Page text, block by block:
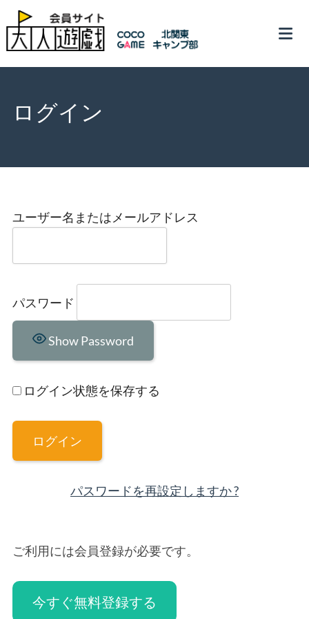
Skip
to
content
ログイン
ユーザー名またはメールアドレス
パスワード
Show Password
ログイン状態を保存する
パスワードを再設定しますか ?
ご利用には会員登録が必要です。
今すぐ無料登録する